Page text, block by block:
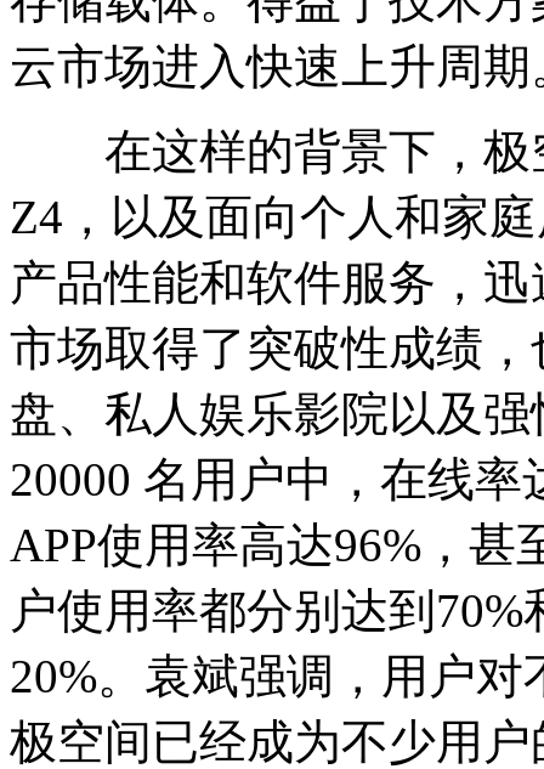
云市场进入快速上升周期
在这样的背景下，极
Z4，以及面向个人和家
产品性能和软件服务，
市场取得了突破性成绩
盘、私人娱乐影院以及
20000 名用户中，在线率
APP使用率高达96%，
户使用率都分别达到
20%。袁斌强调，用户
极空间已经成为不少用